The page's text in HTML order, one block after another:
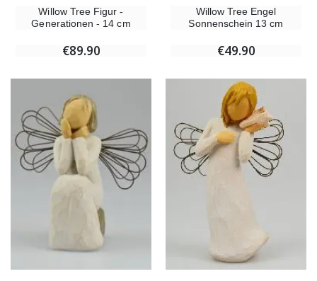
Willow Tree Figur -
Generationen - 14 cm
€89.90
Willow Tree Engel
Sonnenschein 13 cm
€49.90